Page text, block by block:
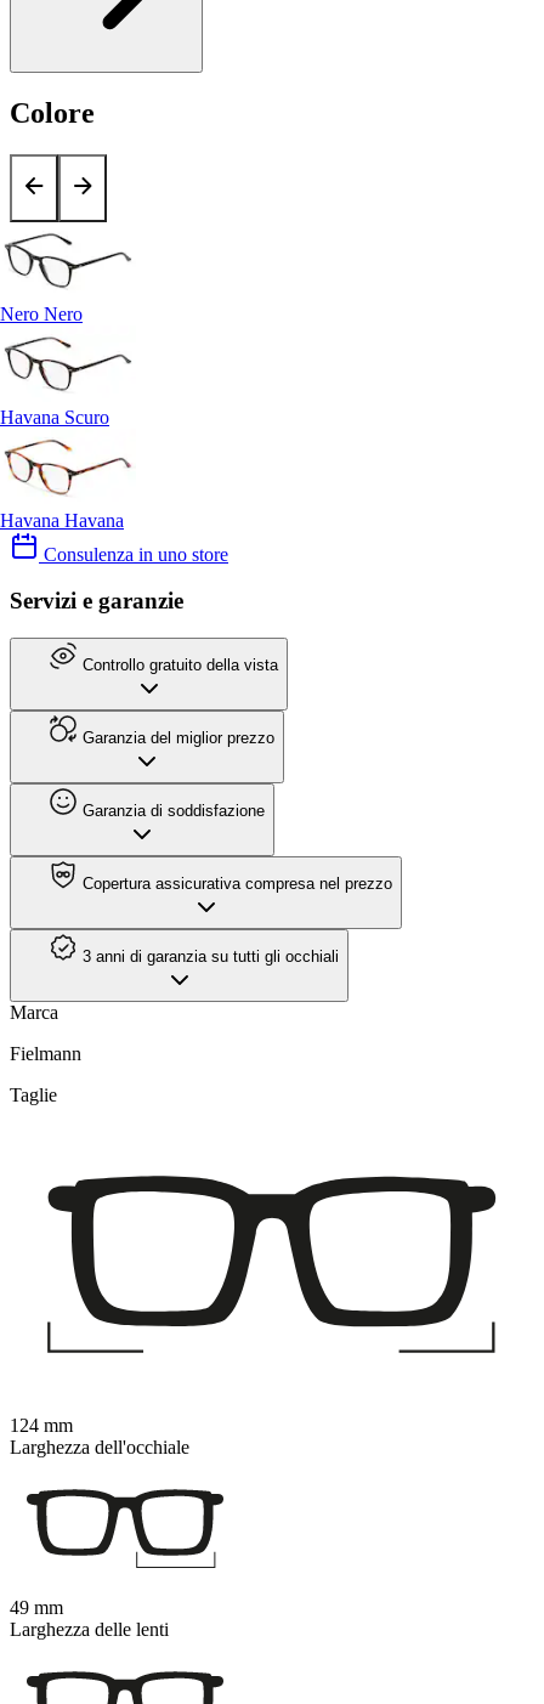
Colore
Nero Nero
Havana Scuro
Havana Havana
Consulenza in uno store
Servizi e garanzie
Controllo gratuito della vista
Garanzia del miglior prezzo
Garanzia di soddisfazione
Copertura assicurativa compresa nel prezzo
3 anni di garanzia su tutti gli occhiali
Marca
Fielmann
Taglie
124 mm
Larghezza dell'occhiale
49 mm
Larghezza delle lenti